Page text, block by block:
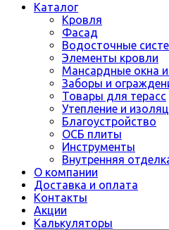
Каталог
Кровля
Фасад
Водосточные
Элементы кровли
Мансардные окна
Заборы и
Товары для терасс
Утепление и
Благоустройство
ОСБ плиты
Инструменты
Внутренняя
О компании
Доставка и оплата
Контакты
Акции
Калькуляторы